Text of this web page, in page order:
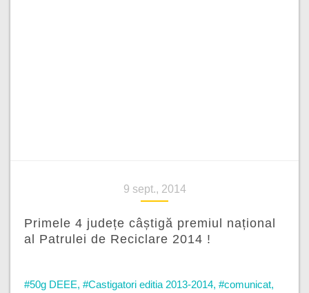
9 sept., 2014
Primele 4 județe câștigă premiul național
al Patrulei de Reciclare 2014 !
#50g DEEE, #Castigatori editia 2013-2014, #comunicat,